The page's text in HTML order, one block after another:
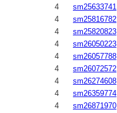
4
sm25633741
4
sm25816782
4
sm25820823
4
sm26050223
4
sm26057788
4
sm26072572
4
sm26274608
4
sm26359774
4
sm26871970